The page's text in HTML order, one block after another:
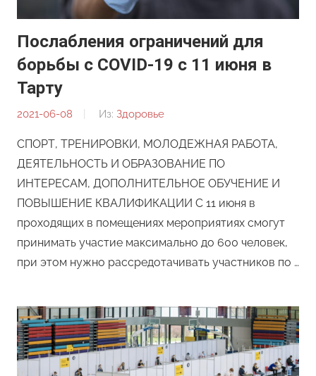
Послабления ограничений для
борьбы с COVID-19 с 11 июня в
Тарту
2021-06-08
От:
Из: Здоровье
СПОРТ, ТРЕНИРОВКИ, МОЛОДЕЖНАЯ РАБОТА,
ДЕЯТЕЛЬНОСТЬ И ОБРАЗОВАНИЕ ПО
ИНТЕРЕСАМ, ДОПОЛНИТЕЛЬНОЕ ОБУЧЕНИЕ И
ПОВЫШЕНИЕ КВАЛИФИКАЦИИ С 11 июня в
проходящих в помещениях мероприятиях смогут
принимать участие максимально до 600 человек,
при этом нужно рассредотачивать участников по …